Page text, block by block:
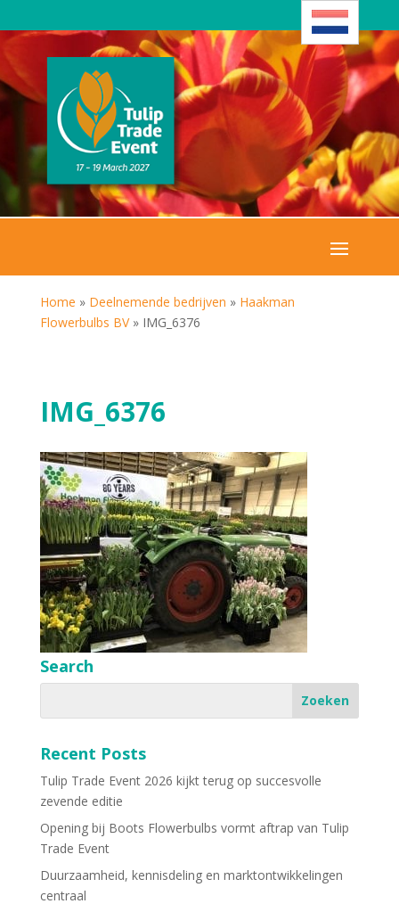
Home » Deelnemende bedrijven » Haakman
Flowerbulbs BV» IMG_6376
IMG_6376
Search
Recent Posts
Tulip Trade Event 2026 kijkt terug op succesvolle
zevende editie
Opening bij Boots Flowerbulbs vormt aftrap van Tulip
Trade Event
Duurzaamheid, kennisdeling en marktontwikkelingen
centraal